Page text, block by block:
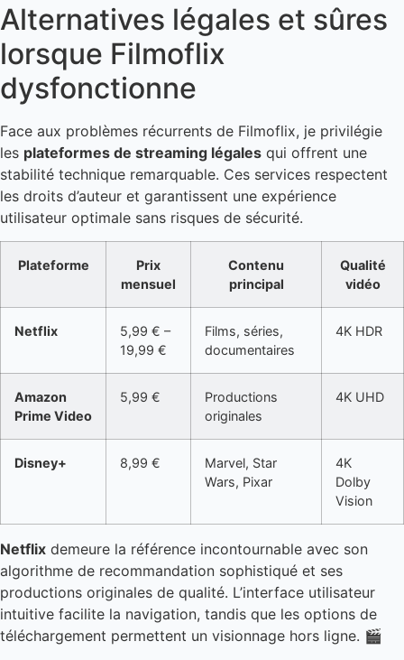
Alternatives légales et sûres
lorsque Filmoflix
dysfonctionne
Face aux problèmes récurrents de Filmoflix, je privilégie
les plateformes de streaming légales qui offrent une
stabilité technique remarquable. Ces services respectent
les droits d’auteur et garantissent une expérience
utilisateur optimale sans risques de sécurité.
Plateforme
Prix
mensuel
Contenu
principal
Qualité
vidéo
Netflix
5,99 € –
19,99 €
Films, séries,
documentaires
4K HDR
Amazon
Prime Video
5,99 €
Productions
originales
4K UHD
Disney+ 8,99 €
Marvel, Star
Wars, Pixar
4K
Dolby
Vision
Netflix demeure la référence incontournable avec son
algorithme de recommandation sophistiqué et ses
productions originales de qualité. L’interface utilisateur
intuitive facilite la navigation, tandis que les options de
téléchargement permettent un visionnage hors ligne. 🎬